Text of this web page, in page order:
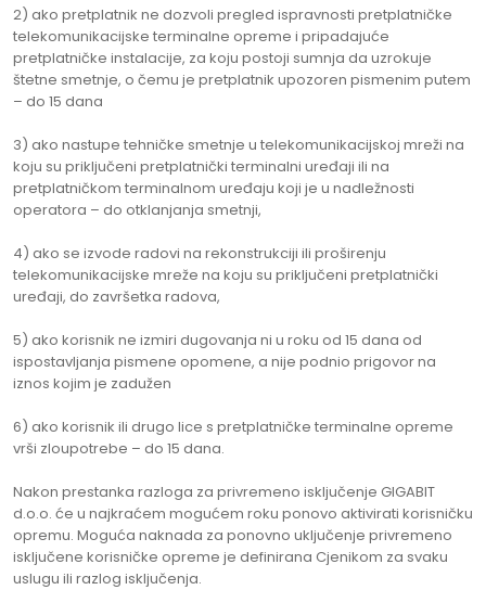
2) ako pretplatnik ne dozvoli pregled ispravnosti pretplatničke
telekomunikacijske terminalne opreme i pripadajuće
pretplatničke instalacije, za koju postoji sumnja da uzrokuje
štetne smetnje, o čemu je pretplatnik upozoren pismenim putem
– do 15 dana
3) ako nastupe tehničke smetnje u telekomunikacijskoj mreži na
koju su priključeni pretplatnički terminalni uređaji ili na
pretplatničkom terminalnom uređaju koji je u nadležnosti
operatora – do otklanjanja smetnji,
4) ako se izvode radovi na rekonstrukciji ili proširenju
telekomunikacijske mreže na koju su priključeni pretplatnički
uređaji, do završetka radova,
5) ako korisnik ne izmiri dugovanja ni u roku od 15 dana od
ispostavljanja pismene opomene, a nije podnio prigovor na
iznos kojim je zadužen
6) ako korisnik ili drugo lice s pretplatničke terminalne opreme
vrši zloupotrebe – do 15 dana.
Nakon prestanka razloga za privremeno isključenje GIGABIT
d.o.o. će u najkraćem mogućem roku ponovo aktivirati korisničku
opremu. Moguća naknada za ponovno uključenje privremeno
isključene korisničke opreme je definirana Cjenikom za svaku
uslugu ili razlog isključenja.